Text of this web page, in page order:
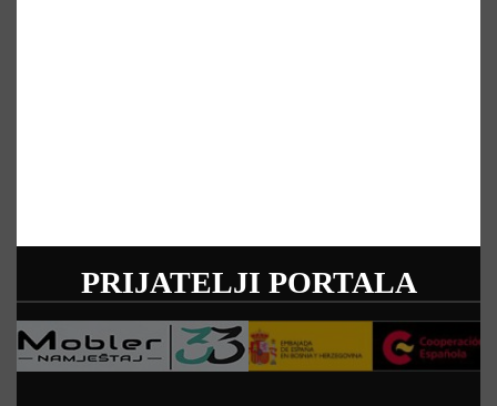
PRIJATELJI PORTALA